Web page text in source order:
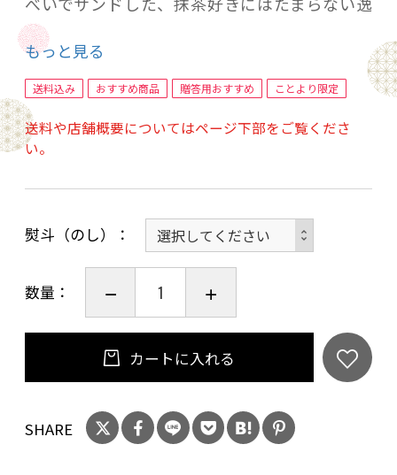
品です。
抹茶のほろ苦さとおせんべいの上品な甘みが絶
妙なこの商品は、抹茶好きのみならず、お子さ
まから大人まで幅広い年代の方に支持される逸
品です。
※熨斗（のし）の「表書き・お名前 」は、ご注
文手続きの際に「お問い合わせ欄」にご記入く
ださい。「外のし」にて手配いたします。
賞味期限：出荷日から90日
濃厚抹茶クリームは、香料、着色料を一切使用
せずに作っています。
もっと見る
送料込み おすすめ商品 贈答用おすすめ ことより限定
送料や店舗概要についてはページ下部をご覧くださ
い。
熨斗（のし）
数量：
カートに入れる
SHARE